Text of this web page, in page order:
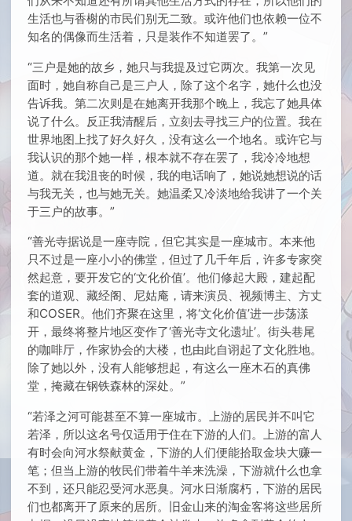
生活也与香榭的市民们别无二致。或许他们也依赖一位不
知名的偶像而生活着，只是装作不知道罢了。”
“三户是她的故乡，她只与我提及过它两次。我第一次见
面时，她自称自己是三户人，除了这个名字，她什么也没
告诉我。第二次则是在她离开我那个晚上，我忘了她具体
说了什么。反正我清醒后，立刻去寻找三户的位置。我在
世界地图上找了好久好久，没有这么一个地名。或许它与
我认识的那个她一样，根本就不存在罢了，我冷冷地想
道。就在我沮丧的时候，我的电话响了，她说她想说的话
与我无关，也与她无关。她温柔又冷淡地给我讲了一个关
于三户的故事。”
“善光寺据说是一座寺院，但它其实是一座城市。本来他
只不过是一座小小的佛堂，但过了几千年后，许多专家突
然起意，要开发它的‘文化价值’。他们修起大殿，建起配
套的道观、藏经阁、尼姑庵，请来演员、视频博主、方丈
和COSER。他们齐聚在这里，将‘文化价值’进一步荡漾
开，最终将整片地区变作了‘善光寺文化遗址’。街头巷尾
的咖啡厅，作家协会的大楼，也由此自诩起了文化胜地。
除了她以外，没有人能够想起，有这么一座木石的真佛
堂，掩藏在钢铁森林的深处。”
“若泽之河可能甚至不算一座城市。上游的居民并不叫它
若泽，所以这名号仅适用于住在下游的人们。上游的富人
有时会向河水祭献黄金，下游的人们便能拾取金块大赚一
笔；但当上游的牧民们带着牛羊来洗澡，下游就什么也拿
不到，还只能忍受河水恶臭。河水日渐腐朽，下游的居民
们也都离开了原来的居所。旧金山来的淘金客将这些居所